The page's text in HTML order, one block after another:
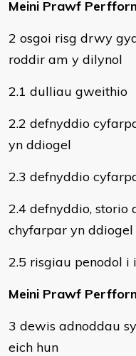
Meini Prawf
2 osgoi risg drwy
roddir am y dilynol
2.1 dulliau gweithio
2.2 defnyddio
yn ddiogel
2.3 defnyddio
2.4 defnyddio, storio
chyfarpar yn ddiogel
2.5 risgiau penodol i
Meini Prawf
3 dewis adnoddau
eich hun